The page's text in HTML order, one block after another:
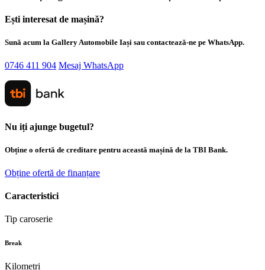
Ești interesat de mașină?
Sună acum la Gallery Automobile Iași sau contactează-ne pe WhatsApp.
0746 411 904 Mesaj WhatsApp
Nu iți ajunge bugetul?
Obține o ofertă de creditare pentru această mașină de la TBI Bank.
Obține ofertă de finanțare
Caracteristici
Tip caroserie
Break
Kilometri